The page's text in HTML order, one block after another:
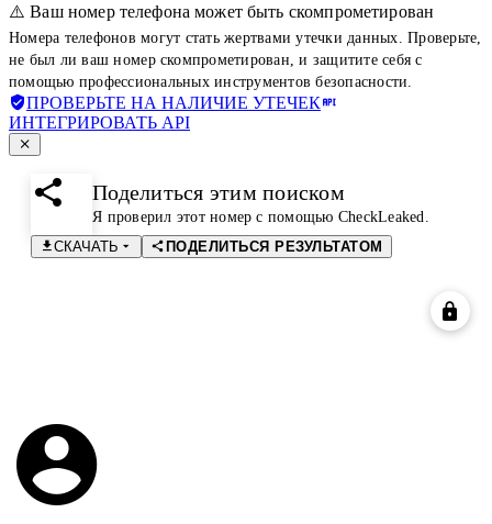
⚠️ Ваш номер телефона может быть скомпрометирован
Номера телефонов могут стать жертвами утечки данных. Проверьте,
не был ли ваш номер скомпрометирован, и защитите себя с
помощью профессиональных инструментов безопасности.
ПРОВЕРЬТЕ НА НАЛИЧИЕ УТЕЧЕК
ИНТЕГРИРОВАТЬ API
Поделиться этим поиском
Я проверил этот номер с помощью CheckLeaked.
СКАЧАТЬ
ПОДЕЛИТЬСЯ РЕЗУЛЬТАТОМ